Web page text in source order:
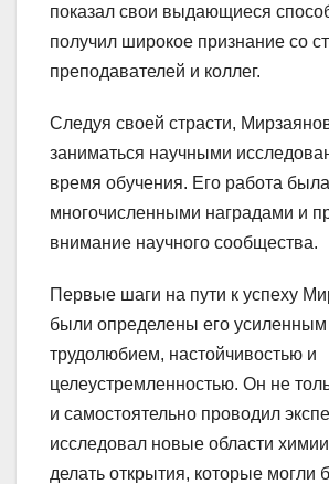
показал свои выдающиеся
получил широкое признание со
преподавателей и коллег.
Следуя своей страсти,
заниматься научными
время обучения. Его работа
многочисленными наградами и
внимание научного сообщества.
Первые шаги на пути к успеху
были определены его усиленным
трудолюбием, настойчивостью и
целеустремленностью. Он не
и самостоятельно проводил
исследовал новые области
делать открытия, которые могли